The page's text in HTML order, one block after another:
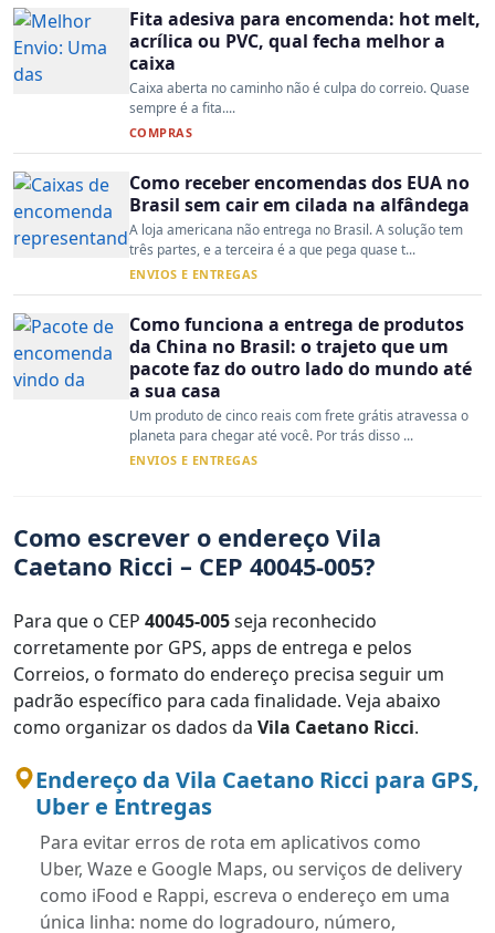
Fita adesiva para encomenda: hot melt,
acrílica ou PVC, qual fecha melhor a
caixa
Caixa aberta no caminho não é culpa do correio. Quase
sempre é a fita....
COMPRAS
Como receber encomendas dos EUA no
Brasil sem cair em cilada na alfândega
A loja americana não entrega no Brasil. A solução tem
três partes, e a terceira é a que pega quase t...
ENVIOS E ENTREGAS
Como funciona a entrega de produtos
da China no Brasil: o trajeto que um
pacote faz do outro lado do mundo até
a sua casa
Um produto de cinco reais com frete grátis atravessa o
planeta para chegar até você. Por trás disso ...
ENVIOS E ENTREGAS
Como escrever o endereço Vila
Caetano Ricci – CEP 40045-005?
Para que o CEP 40045-005seja reconhecido
corretamente por GPS, apps de entrega e pelos
Correios, o formato do endereço precisa seguir um
padrão específico para cada finalidade. Veja abaixo
como organizar os dados da Vila Caetano Ricci.
Endereço da Vila Caetano Ricci para GPS,
Uber e Entregas
Para evitar erros de rota em aplicativos como
Uber, Waze e Google Maps, ou serviços de delivery
como iFood e Rappi, escreva o endereço em uma
única linha: nome do logradouro, número,